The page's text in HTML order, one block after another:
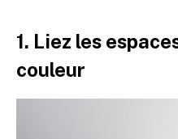
1. Liez les
couleur